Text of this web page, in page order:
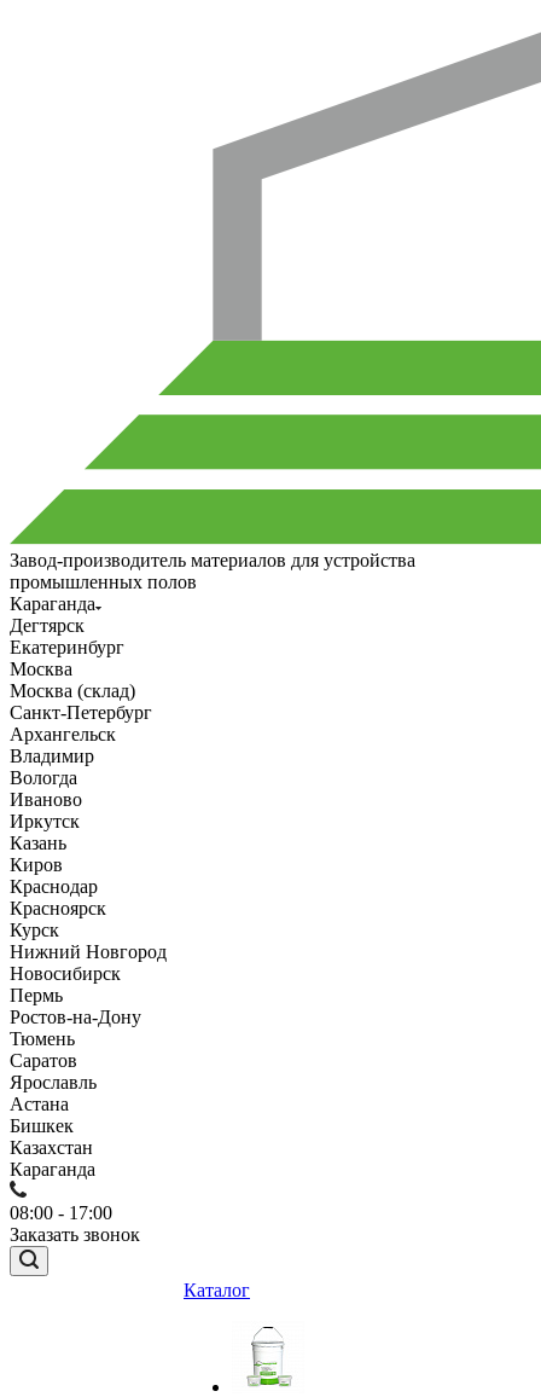
Завод-производитель материалов для устройства
промышленных полов
Караганда
Дегтярск
Екатеринбург
Москва
Москва (склад)
Санкт-Петербург
Архангельск
Владимир
Вологда
Иваново
Иркутск
Казань
Киров
Краснодар
Красноярск
Курск
Нижний Новгород
Новосибирск
Пермь
Ростов-на-Дону
Тюмень
Саратов
Ярославль
Астана
Бишкек
Казахстан
Караганда
08:00 - 17:00
Заказать звонок
Каталог